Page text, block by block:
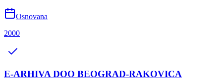
Osnovana
2000
E-ARHIVA DOO BEOGRAD-RAKOVICA